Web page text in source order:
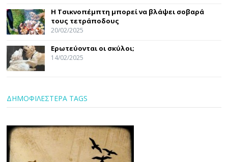
Η Τσικνοπέμπτη μπορεί να βλάψει σοβαρά
τους τετράποδους
20/02/2025
Ερωτεύονται οι σκύλοι;
14/02/2025
ΔΗΜΟΦΙΛΕΣΤΕΡΑ TAGS